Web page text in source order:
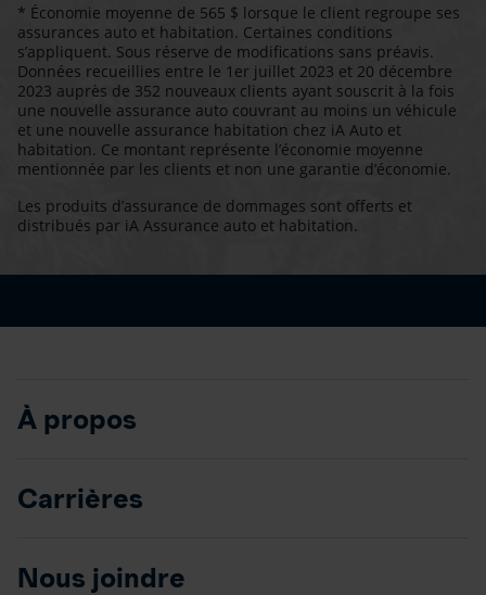
* Économie moyenne de 565 $ lorsque le client regroupe ses
assurances auto et habitation. Certaines conditions
s’appliquent. Sous réserve de modifications sans préavis.
Données recueillies entre le 1er juillet 2023 et 20 décembre
2023 auprès de 352 nouveaux clients ayant souscrit à la fois
une nouvelle assurance auto couvrant au moins un véhicule
et une nouvelle assurance habitation chez iA Auto et
habitation. Ce montant représente l’économie moyenne
mentionnée par les clients et non une garantie d’économie.
Les produits d’assurance de dommages sont offerts et
distribués par iA Assurance auto et habitation.
À propos
Carrières
Nous joindre